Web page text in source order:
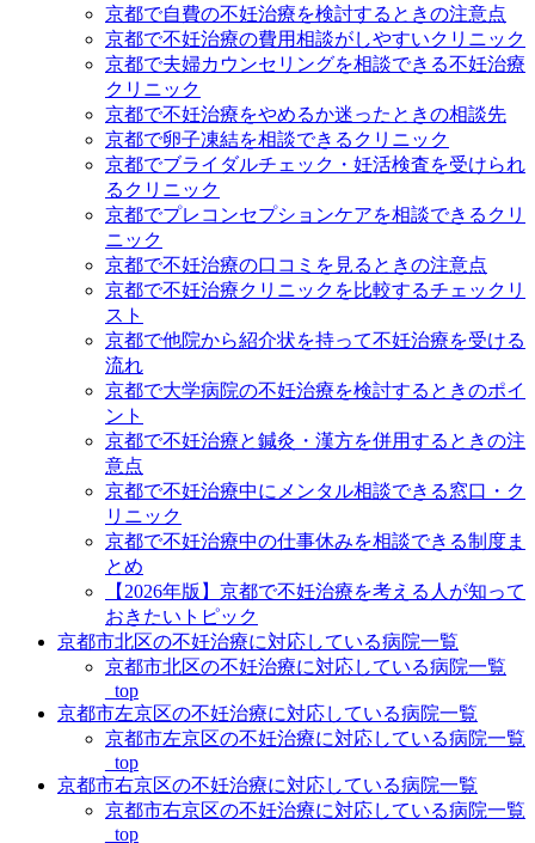
京都で自費の不妊治療を検討するときの注意点
京都で不妊治療の費用相談がしやすいクリニック
京都で夫婦カウンセリングを相談できる不妊治療
クリニック
京都で不妊治療をやめるか迷ったときの相談先
京都で卵子凍結を相談できるクリニック
京都でブライダルチェック・妊活検査を受けられ
るクリニック
京都でプレコンセプションケアを相談できるクリ
ニック
京都で不妊治療の口コミを見るときの注意点
京都で不妊治療クリニックを比較するチェックリ
スト
京都で他院から紹介状を持って不妊治療を受ける
流れ
京都で大学病院の不妊治療を検討するときのポイ
ント
京都で不妊治療と鍼灸・漢方を併用するときの注
意点
京都で不妊治療中にメンタル相談できる窓口・ク
リニック
京都で不妊治療中の仕事休みを相談できる制度ま
とめ
【2026年版】京都で不妊治療を考える人が知って
おきたいトピック
京都市北区の不妊治療に対応している病院一覧
京都市北区の不妊治療に対応している病院一覧
_top
京都市左京区の不妊治療に対応している病院一覧
京都市左京区の不妊治療に対応している病院一覧
_top
京都市右京区の不妊治療に対応している病院一覧
京都市右京区の不妊治療に対応している病院一覧
_top